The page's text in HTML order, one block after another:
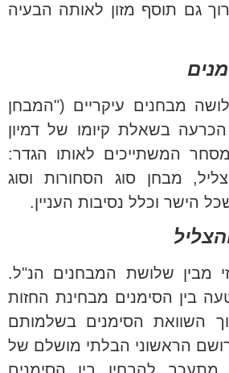
גם תוסף מזון לאותה הבעיה
מבחנים עיקריים ("המבחן
בשאלת קיומו של דמיון
המשתייכים לאותו הגדר:
מבחן סוג הסחורות וסוג
הישר וכלל נסיבות העניין.
מבין שלושת המבחנים הנ"ל.
בין הסימנים מבחינת החזות
השוואת הסימנים בשלמותם
הראשוני הבלתי מושלם של